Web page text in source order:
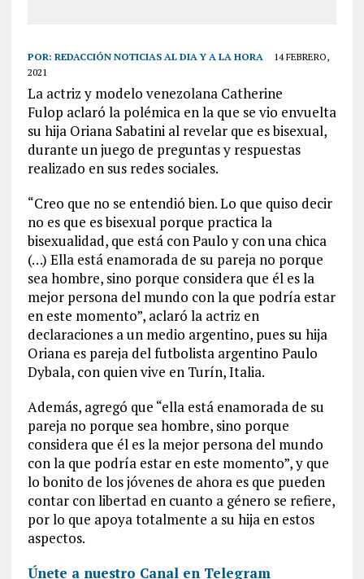
POR: REDACCIÓN NOTICIAS AL DIA Y A LA HORA
14 FEBRERO,
2021
La actriz y modelo venezolana Catherine
Fulop aclaró la polémica en la que se vio envuelta
su hija Oriana Sabatini al revelar que es bisexual,
durante un juego de preguntas y respuestas
realizado en sus redes sociales.
“Creo que no se entendió bien. Lo que quiso decir
no es que es bisexual porque practica la
bisexualidad, que está con Paulo y con una chica
(…) Ella está enamorada de su pareja no porque
sea hombre, sino porque considera que él es la
mejor persona del mundo con la que podría estar
en este momento”, aclaró la actriz en
declaraciones a un medio argentino, pues su hija
Oriana es pareja del futbolista argentino Paulo
Dybala, con quien vive en Turín, Italia.
Además, agregó que “ella está enamorada de su
pareja no porque sea hombre, sino porque
considera que él es la mejor persona del mundo
con la que podría estar en este momento”, y que
lo bonito de los jóvenes de ahora es que pueden
contar con libertad en cuanto a género se refiere,
por lo que apoya totalmente a su hija en estos
aspectos.
Únete a nuestro Canal en Telegram